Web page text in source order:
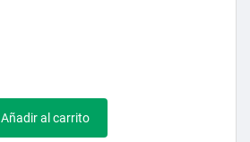
Añadir al carrito